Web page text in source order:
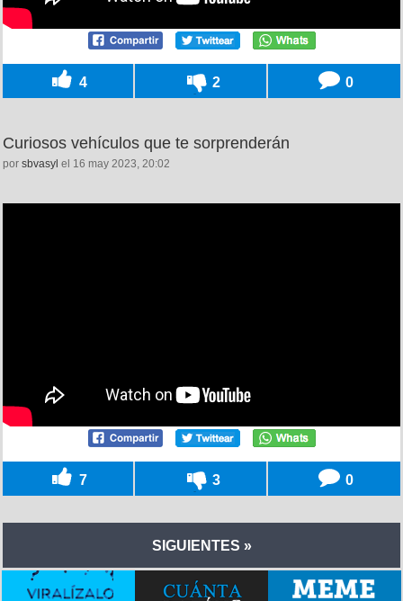
4 2 0
Curiosos vehículos que te sorprenderán
por sbvasyl el 16 may 2023, 20:02
7 3 0
SIGUIENTES »